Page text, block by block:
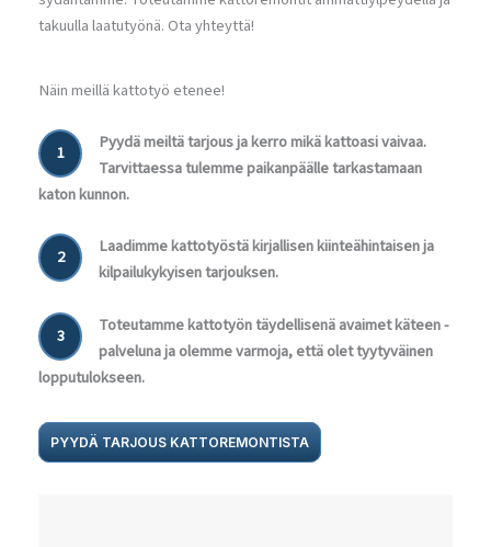
takuulla laatutyönä. Ota yhteyttä!
Näin meillä kattotyö etenee!
1
Pyydä meiltä tarjous ja kerro mikä kattoasi vaivaa.
Tarvittaessa tulemme paikanpäälle tarkastamaan
katon kunnon.
2
Laadimme kattotyöstä kirjallisen kiinteähintaisen ja
kilpailukykyisen tarjouksen.
3
Toteutamme kattotyön täydellisenä avaimet käteen -
palveluna ja olemme varmoja, että olet tyytyväinen
lopputulokseen.
PYYDÄ TARJOUS KATTOREMONTISTA